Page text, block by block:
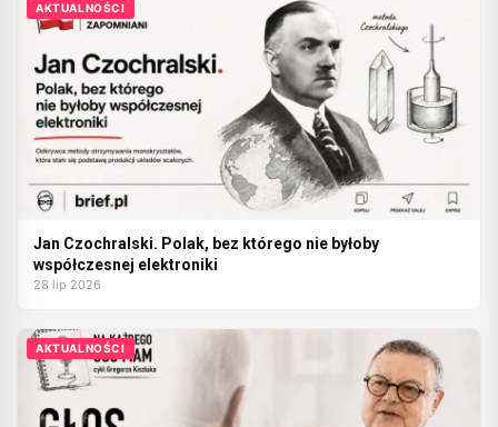
AKTUALNOŚCI
Jan Czochralski. Polak, bez którego nie byłoby
współczesnej elektroniki
28 lip 2026
AKTUALNOŚCI